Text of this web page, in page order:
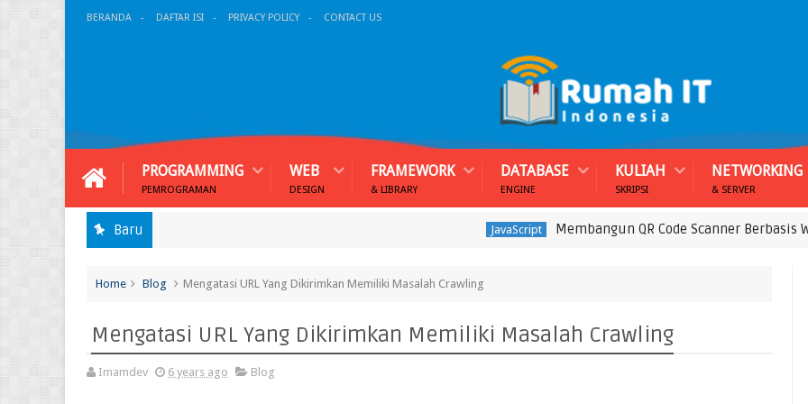
BERANDA DAFTAR ISI PRIVACY POLICY CONTACT US
PROGRAMMING
PEMROGRAMAN
WEB
DESIGN
FRAMEWORK
& LIBRARY
DATABASE
ENGINE
KULIAH
SKRIPSI
NETWORKING
& SERVER
Baru JavaScript Membangun QR Code Scanner Berbasis
Home Blog Mengatasi URL Yang Dikirimkan Memiliki Masalah Crawling
Mengatasi URL Yang Dikirimkan Memiliki Masalah Crawling
Imamdev 6 years ago Blog